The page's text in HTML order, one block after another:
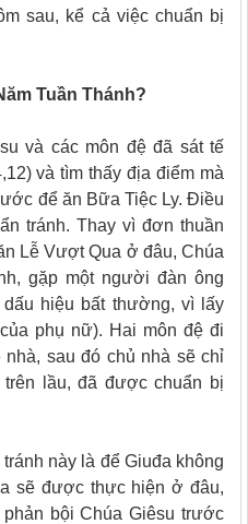
sau, kể cả việc chuẩn bị
Tuần Thánh?
và các môn đệ đã sát tế
và tìm thấy địa điểm mà
để ăn Bữa Tiệc Ly. Điều
tránh. Thay vì đơn thuần
Lễ Vượt Qua ở đâu, Chúa
gặp một người đàn ông
hiệu bất thường, vì lấy
phụ nữ). Hai môn đệ đi
sau đó chủ nhà sẽ chỉ
trên lầu, đã được chuẩn bị
này là để Giuđa không
sẽ được thực hiện ở đâu,
bội Chúa Giêsu trước